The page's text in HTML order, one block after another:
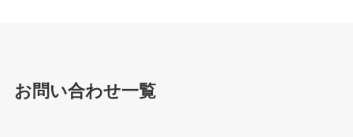
お問い合わせ一覧